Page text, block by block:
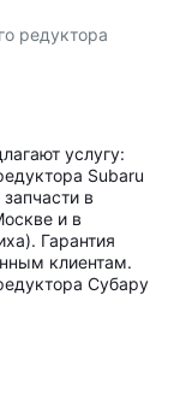
редуктора
услугу:
Subaru
в
и в
Гарантия
клиентам.
Субару